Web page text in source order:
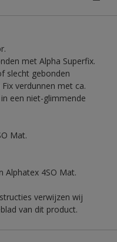
met Alpha Superfix.
slecht gebonden
verdunnen met ca.
een niet-glimmende
Mat.
Alphatex 4SO Mat.
verwijzen wij
van dit product.